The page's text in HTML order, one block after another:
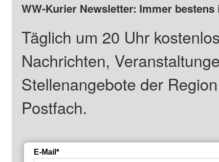
WW-Kurier Newsletter: Immer
Täglich um 20 Uhr
Nachrichten,
Stellenangebote der
Postfach.
E-Mail*